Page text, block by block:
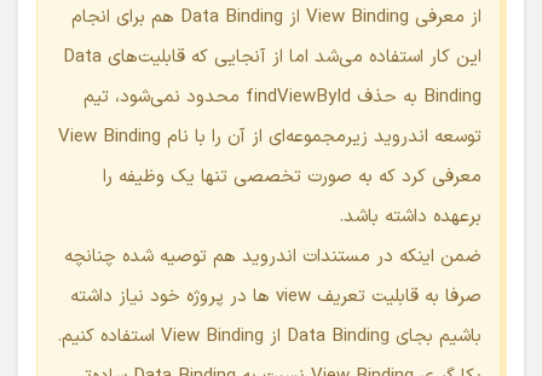
از معرفی View Binding از Data Binding هم برای انجام
این کار استفاده می‌شد اما از آنجایی که قابلیت‌های Data
Binding به حذف findViewById محدود نمی‌شود، تیم
توسعه اندروید زیرمجموعه‌ای از آن را با نام View Binding
معرفی کرد که به صورت تخصصی تنها یک وظیفه را
برعهده داشته باشد.
ضمن اینکه در مستندات اندروید هم توصیه شده چنانچه
صرفا به قابلیت تعریف view ها در پروژه خود نیاز داشته
باشیم بجای Data Binding از View Binding استفاده کنیم.